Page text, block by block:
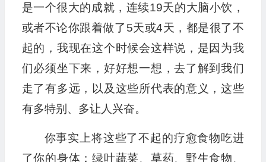
是一个很大的成就，连续19天的大脑小饮，
或者不论你跟着做了5天或4天，都是很了不
起的，我现在这个时候会这样说，是因为我
们必须坐下来，好好想一想，去了解到我们
走了有多远，以及这些所代表的意义，这些
有多特别、多让人兴奋。
你事实上将这些了不起的疗愈食物吃进
了你的身体：绿叶蔬菜、草药、野生食物、